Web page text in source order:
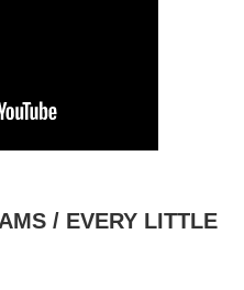
/ EVERY LITTLE